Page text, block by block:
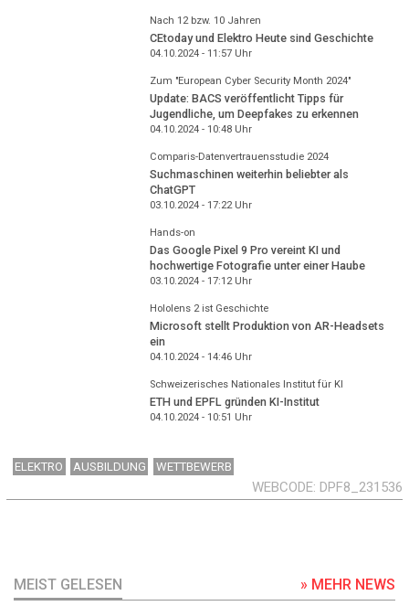
Nach 12 bzw. 10 Jahren
CEtoday und Elektro Heute sind Geschichte
04.10.2024 - 11:57Uhr
Zum "European Cyber Security Month 2024"
Update: BACS veröffentlicht Tipps für
Jugendliche, um Deepfakes zu erkennen
04.10.2024 - 10:48Uhr
Comparis-Datenvertrauensstudie 2024
Suchmaschinen weiterhin beliebter als
ChatGPT
03.10.2024 - 17:22Uhr
Hands-on
Das Google Pixel 9 Pro vereint KI und
hochwertige Fotografie unter einer Haube
03.10.2024 - 17:12Uhr
Hololens 2 ist Geschichte
Microsoft stellt Produktion von AR-Headsets
ein
04.10.2024 - 14:46Uhr
Schweizerisches Nationales Institut für KI
ETH und EPFL gründen KI-Institut
04.10.2024 - 10:51 Uhr
ELEKTRO AUSBILDUNG WETTBEWERB
WEBCODE DPF8_231536
MEIST GELESEN » MEHR NEWS